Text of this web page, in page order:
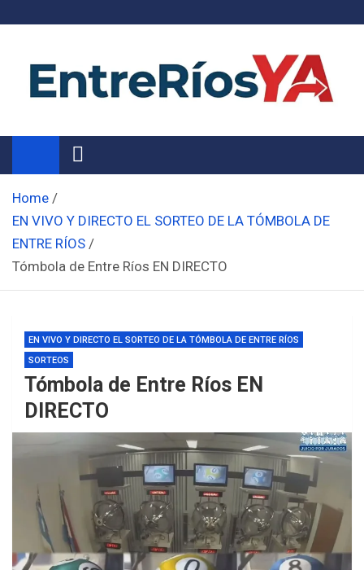
Noticias de Entre Ríos
Información de toda la provincia ahora
Home
EN VIVO Y DIRECTO EL SORTEO DE LA TÓMBOLA DE
ENTRE RÍOS
Tómbola de Entre Ríos EN DIRECTO
EN VIVO Y DIRECTO EL SORTEO DE LA TÓMBOLA DE ENTRE RÍOS
SORTEOS
Tómbola de Entre Ríos EN
DIRECTO